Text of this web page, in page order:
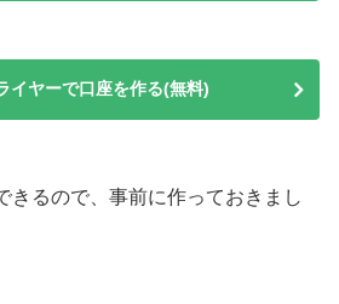
イヤーで口座を作る(無料)
きるので、事前に作っておきまし